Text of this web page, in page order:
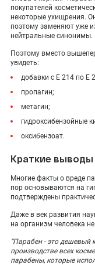
покупателей
некоторые ухищрения.
поэтому заменяют уже
нейтральные синонимы.
Поэтому вместо
увидеть:
добавки с Е 214 по Е
пропагин;
метагин;
гидроксибензойные
оксибензоат.
Краткие выводы
Многие факты о вреде
пор основываются на
подтверждены
Даже в век развития
на организм человека
“Парабен - это дешевый
производстве всех
парабены, которые